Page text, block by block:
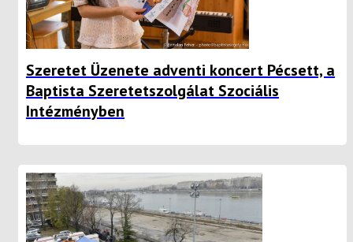
Szeretet Üzenete adventi koncert Pécsett, a
Baptista Szeretetszolgálat Szociális
Intézményben